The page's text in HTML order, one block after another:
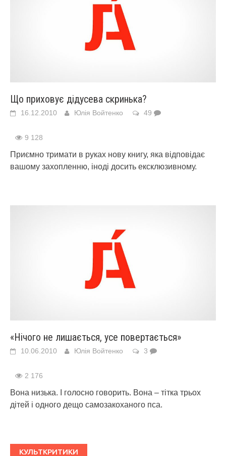
Що приховує дідусева скринька?
16.12.2010 Юлія Войтенко 49
9 128
Приємно тримати в руках нову книгу, яка відповідає
вашому захопленню, іноді досить ексклюзивному.
«Нічого не лишається, усе повертається»
10.06.2010 Юлія Войтенко 3
2 176
Вона низька. І голосно говорить. Вона – тітка трьох
дітей і одного дещо самозакоханого пса.
КУЛЬТКРИТИКИ